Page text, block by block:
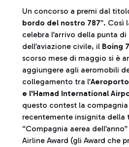
Un concorso a premi dal
bordo del nostro 787”. Così
celebra l’arrivo della punta
dell’aviazione civile, il Boing
scorso mese di maggio si è
aggiungere agli aeromobili
collegamento tra l’
e l'Hamad International
questo contest la compagnia
recentemente insignita della
“Compagnia aerea
Airline Award (gli Award che